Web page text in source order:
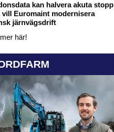
kan halvera akuta stopp
vill Euromaint modernisera
järnvägsdrift
här!